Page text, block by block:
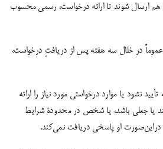
با هم ارسال شوند تا ارائه درخواست، رسمی محسوب
عموماً در خلال سه هفته پس از دریافتِ درخواست،
نشود یا موارد درخواستی مورد نیاز را ارائه
یا جعلی باشد، یا شخص در محدودۀ شرایط
دراین‌صورت او پاسخی دریافت نمی‌کند.